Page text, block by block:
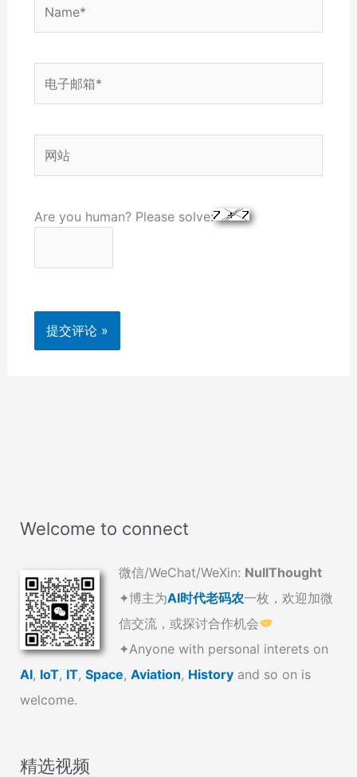
子
箱
站
Are you human? Please solve:
Welcome to connect
微信/WeChat/WeXin: NullThought
✦博主为AI时代老码农一枚，欢迎加微
信交流，或探讨合作机会
✦Anyone with personal interets on
AI, IoT, IT, Space, Aviation, History and so on is
welcome.
精选视频